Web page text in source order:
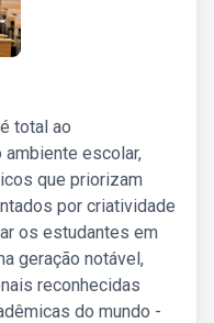
total ao
escolar,
que priorizam
por criatividade
os estudantes em
geração notável,
reconhecidas
do mundo -